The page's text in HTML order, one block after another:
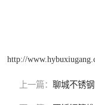
http://
上一篇： 聊城不锈